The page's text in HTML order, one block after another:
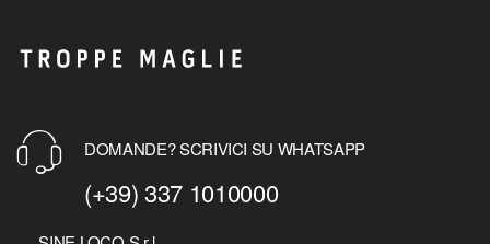
DOMANDE? SCRIVICI SU WHATSAPP
(+39) 337 1010000